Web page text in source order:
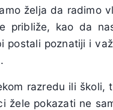
želja da radimo
približe, kao da
postali poznatiji i
razredu ili
žele pokazati ne